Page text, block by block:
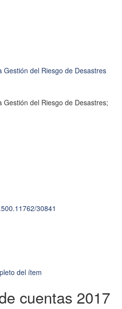
Gestión del Riesgo de Desastres
Gestión del Riesgo de Desastres;
30841
del ítem
cuentas 2017